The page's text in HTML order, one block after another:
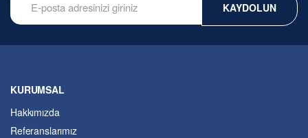
KAYDOLUN
KURUMSAL
Hakkımızda
Referanslarımız